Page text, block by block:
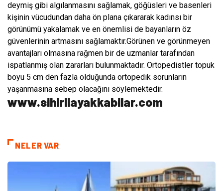
deymiş gibi algılanmasını sağlamak, göğüsleri ve basenleri
kişinin vücudundan daha ön plana çıkararak kadınsı bir
görünümü yakalamak ve en önemlisi de bayanların öz
güvenlerinin artmasını sağlamaktır.Görünen ve görünmeyen
avantajları olmasına rağmen bir de uzmanlar tarafından
ispatlanmış olan zararları bulunmaktadır. Ortopedistler topuk
boyu 5 cm den fazla olduğunda ortopedik sorunların
yaşanmasına sebep olacağını söylemektedir.
www.sihirliayakkabilar.com
NELER VAR